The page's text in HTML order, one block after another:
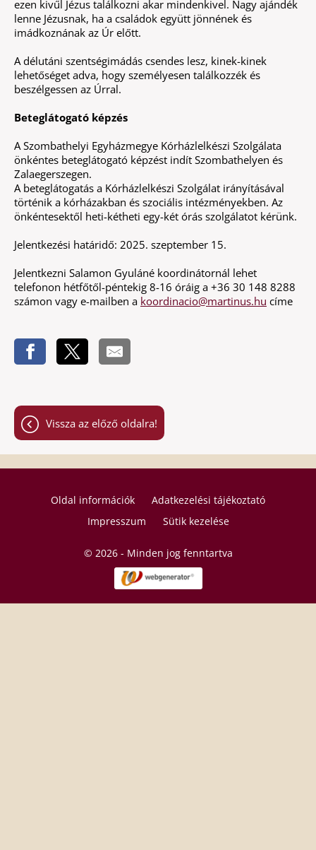
ezen kivűl Jézus találkozni akar mindenkivel. Nagy ajándék
lenne Jézusnak, ha a családok együtt jönnének és
imádkoznának az Úr előtt.
A délutáni szentségimádás csendes lesz, kinek-kinek
lehetőséget adva, hogy személyesen találkozzék és
beszélgessen az Úrral.
Beteglátogató képzés
A Szombathelyi Egyházmegye Kórházlelkészi Szolgálata
önkéntes beteglátogató képzést indít Szombathelyen és
Zalaegerszegen.
A beteglátogatás a Kórházlelkészi Szolgálat irányításával
történik a kórházakban és szociális intézményekben. Az
önkéntesektől heti-kétheti egy-két órás szolgálatot kérünk.
Jelentkezési határidő: 2025. szeptember 15.
Jelentkezni Salamon Gyuláné koordinátornál lehet
telefonon hétfőtől-péntekig 8-16 óráig a +36 30 148 8288
számon vagy e-mailben a koordinacio@martinus.hu címe
Vissza az előző oldalra!
© 2026 - Minden jog fenntartva
Oldal információk
Adatkezelési tájékoztató
Impresszum
Sütik kezelése